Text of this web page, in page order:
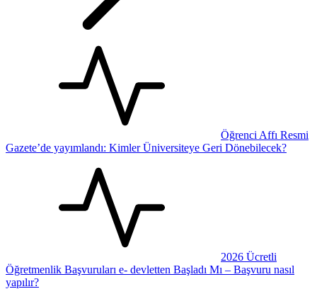
Öğrenci Affı Resmi
Gazete’de yayımlandı: Kimler Üniversiteye Geri Dönebilecek?
2026 Ücretli
Öğretmenlik Başvuruları e- devletten Başladı Mı – Başvuru nasıl
yapılır?